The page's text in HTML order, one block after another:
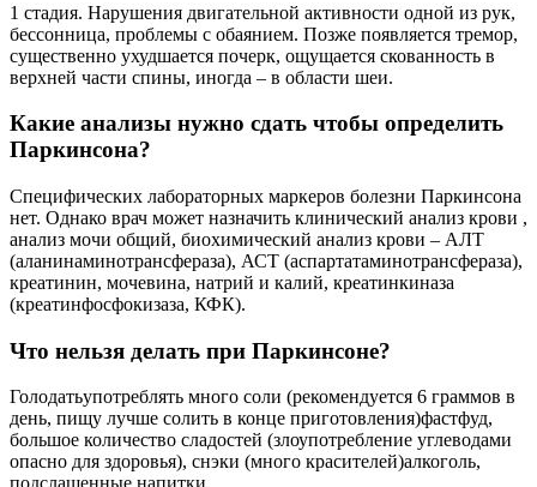
1 стадия. Нарушения двигательной активности одной из рук,
бессонница, проблемы с обаянием. Позже появляется тремор,
существенно ухудшается почерк, ощущается скованность в
верхней части спины, иногда – в области шеи.
Какие анализы нужно сдать чтобы определить
Паркинсона?
Специфических лабораторных маркеров болезни Паркинсона
нет. Однако врач может назначить клинический анализ крови ,
анализ мочи общий, биохимический анализ крови – АЛТ
(аланинаминотрансфераза), АСТ (аспартатаминотрансфераза),
креатинин, мочевина, натрий и калий, креатинкиназа
(креатинфосфокизаза, КФК).
Что нельзя делать при Паркинсоне?
Голодатьупотреблять много соли (рекомендуется 6 граммов в
день, пищу лучше солить в конце приготовления)фастфуд,
большое количество сладостей (злоупотребление углеводами
опасно для здоровья), снэки (много красителей)алкоголь,